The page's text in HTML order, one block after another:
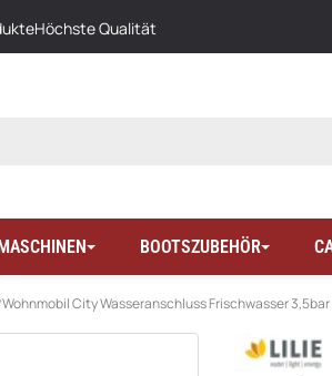
Höchste Qualität
BOOTSZUBEHÖR
City Wasseranschluss Frischwasser